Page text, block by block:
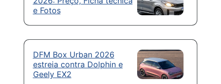
e Fotos
DFM Box Urban 2026
estreia contra Dolphin e
Geely EX2